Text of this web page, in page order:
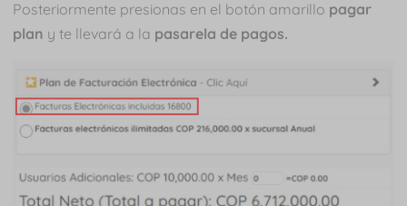
Posteriormente presionas en el botón amarillo pagar
plan y te llevará a la pasarela de pagos.